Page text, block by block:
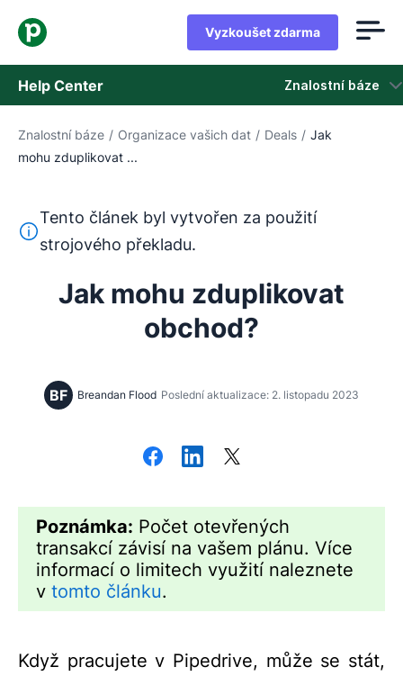
Vyzkoušet zdarma
Help Center Znalostní báze
Znalostní báze
Kontaktovat podporu
Znalostní báze / Organizace vašich dat / Deals / Jak
mohu zduplikovat ...
Tento text byl přeložen z angličtiny pomocí nástroje
Tento článek byl vytvořen za použití
strojového překladu.
Jak mohu zduplikovat
obchod?
BF Breandan Flood Poslední aktualizace: 2. listopadu 2023
Poznámka: Počet otevřených
transakcí závisí na vašem plánu. Více
informací o limitech využití naleznete
v tomto článku.
Když pracujete v Pipedrive, může se stát,